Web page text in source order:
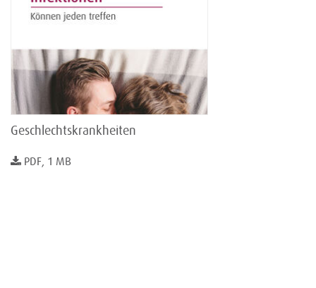
Geschlechtskrankheiten
PDF, 1 MB